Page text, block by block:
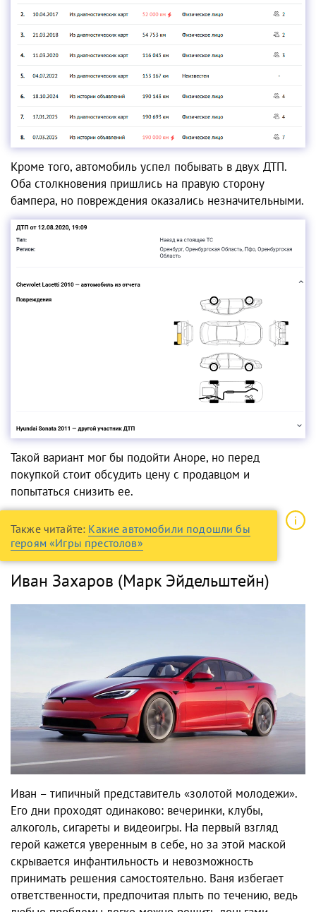
Кроме того, автомобиль успел побывать в двух ДТП.
Оба столкновения пришлись на правую сторону
бампера, но повреждения оказались незначительными.
Такой вариант мог бы подойти Аноре, но перед
покупкой стоит обсудить цену с продавцом и
попытаться снизить ее.
Также читайте: Какие автомобили подошли бы
героям «Игры престолов»
Иван Захаров (Марк Эйдельштейн)
Иван – типичный представитель «золотой молодежи».
Его дни проходят одинаково: вечеринки, клубы,
алкоголь, сигареты и видеоигры. На первый взгляд
герой кажется уверенным в себе, но за этой маской
скрывается инфантильность и невозможность
принимать решения самостоятельно. Ваня избегает
ответственности, предпочитая плыть по течению, ведь